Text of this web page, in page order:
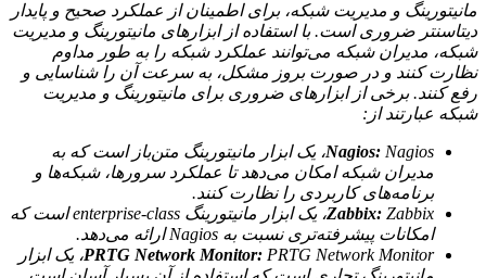
مانیتورینگ و مدیریت شبکه، برای اطمینان از عملکرد صحیح و پایدار
دیتاسنتر ضروری است. با استفاده از ابزارهای مانیتورینگ و مدیریت
شبکه، مدیران شبکه می‌توانند عملکرد شبکه را به طور مداوم
نظارت کنند و در صورت بروز مشکل، به سرعت آن را شناسایی و
رفع کنند. برخی از ابزارهای ضروری برای مانیتورینگ و مدیریت
شبکه عبارتند از:
Nagios:Nagios، یک ابزار مانیتورینگ متن‌باز است که به
مدیران شبکه امکان می‌دهد تا عملکرد سرورها، شبکه‌ها و
برنامه‌های کاربردی را نظارت کنند.
Zabbix:
Zabbix، یک ابزار مانیتورینگ enterprise-class است که
امکانات پیشرفته‌تری نسبت به Nagios ارائه می‌دهد.
PRTG Network Monitor:PRTG Network Monitor، یک ابزار